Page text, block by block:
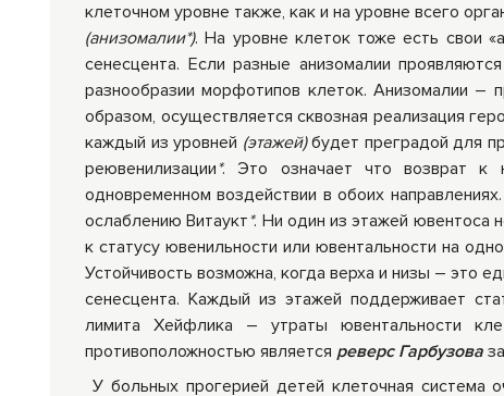
клеточном уровне также, как и на уровне всего
(анизомалии*). На уровне клеток тоже есть свои
сенесцента. Если разные анизомалии
разнообразии морфотипов клеток. Анизомалии –
образом, осуществляется сквозная реализация
каждый из уровней (этажей)будет преградой для
реювенилизации*. Это означает что возврат к
одновременном воздействии в обоих
ослаблению Витаукт*. Ни один из этажей ювентоса
к статусу ювенильности или ювентальности на
Устойчивость возможна, когда верха и низы – это
сенесцента. Каждый из этажей поддерживает
лимита Хейфлика – утраты ювентальности
противоположностью является реверс Гарбузова
У больных прогерией детей клеточная система